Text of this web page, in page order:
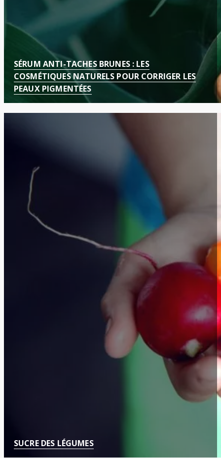
SÉRUM ANTI-TACHES BRUNES : LES
COSMÉTIQUES NATURELS POUR CORRIGER LES
PEAUX PIGMENTÉES
SUCRE DES LÉGUMES